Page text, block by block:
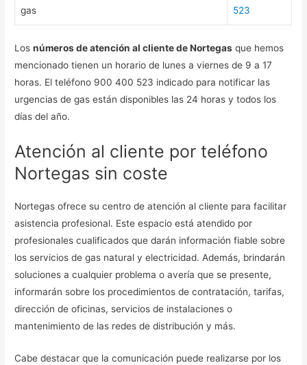
gas
523
Losnúmeros de atención al cliente de Nortegas que hemos
mencionado tienen un horario de lunes a viernes de 9 a 17
horas. El teléfono 900 400 523 indicado para notificar las
urgencias de gas están disponibles las 24 horas y todos los
días del año.
Atención al cliente por teléfono
Nortegas sin coste
Nortegas ofrece su centro de atención al cliente para facilitar
asistencia profesional. Este espacio está atendido por
profesionales cualificados que darán información fiable sobre
los servicios de gas natural y electricidad. Además, brindarán
soluciones a cualquier problema o avería que se presente,
informarán sobre los procedimientos de contratación, tarifas,
dirección de oficinas, servicios de instalaciones o
mantenimiento de las redes de distribución y más.
Cabe destacar que la comunicación puede realizarse por los